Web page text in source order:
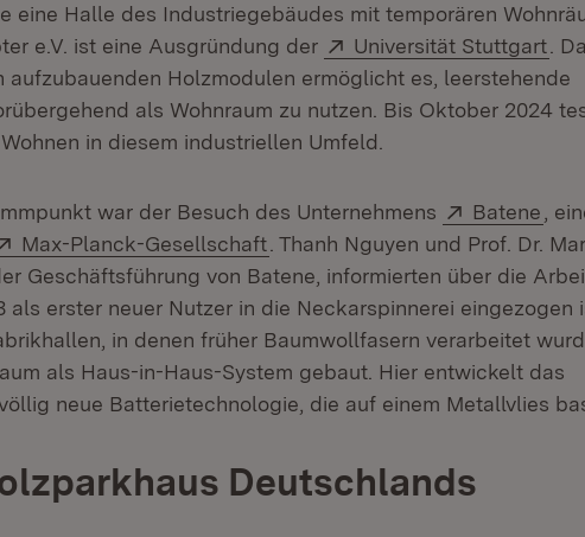
eine Halle des Industriegebäudes mit temporären
e.V. ist eine Ausgründung der
Extern:
Universität Stuttgart .
aufzubauenden Holzmodulen ermöglicht es, leerstehende
als Wohnraum zu nutzen. Bis Oktober 2024
in diesem industriellen Umfeld.
war der Besuch des Unternehmens Extern:
Batene
,
Extern:
Max-Planck-Gesellschaft (Öffnet in neuem Fenster)
. Thanh Nguyen und Prof. Dr.
Geschäftsführung von Batene, informierten über die
als erster neuer Nutzer in die Neckarspinnerei eingezogen
in denen früher Baumwollfasern verarbeitet
als Haus-in-Haus-System gebaut. Hier entwickelt das
neue Batterietechnologie, die auf einem Metallvlies
Deutschlands